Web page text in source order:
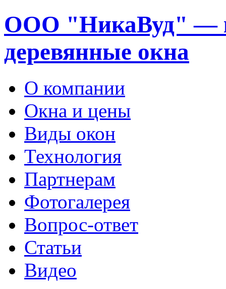
ООО "НикаВуд" —
деревянные окна
О компании
Окна и цены
Виды окон
Технология
Партнерам
Фотогалерея
Вопрос-ответ
Статьи
Видео